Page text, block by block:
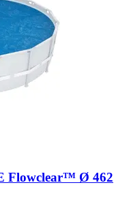
Flowclear™ Ø 462